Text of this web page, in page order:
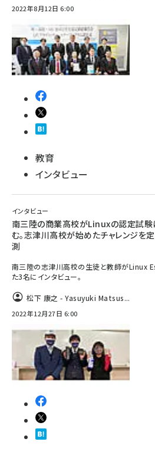
2022年8月12日 6:00
教育
インタビュー
インタビュー
南三陸の商業高校がLinuxの認定試験
む。志津川高校が始めたチャレンジを
測
南三陸の志津川高校の生徒と教師がLinux
た3名にインタビュー。
松下 康之 - Yasuyuki Matsus...
2022年12月27日 6:00